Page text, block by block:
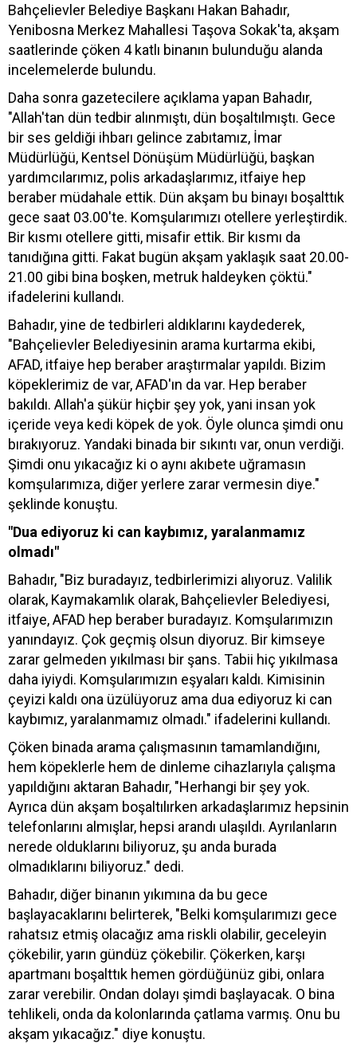
Bahçelievler Belediye Başkanı Hakan Bahadır,
Yenibosna Merkez Mahallesi Taşova Sokak'ta, akşam
saatlerinde çöken 4 katlı binanın bulunduğu alanda
incelemelerde bulundu.
Daha sonra gazetecilere açıklama yapan Bahadır,
"Allah'tan dün tedbir alınmıştı, dün boşaltılmıştı. Gece
bir ses geldiği ihbarı gelince zabıtamız, İmar
Müdürlüğü, Kentsel Dönüşüm Müdürlüğü, başkan
yardımcılarımız, polis arkadaşlarımız, itfaiye hep
beraber müdahale ettik. Dün akşam bu binayı boşalttık
gece saat 03.00'te. Komşularımızı otellere yerleştirdik.
Bir kısmı otellere gitti, misafir ettik. Bir kısmı da
tanıdığına gitti. Fakat bugün akşam yaklaşık saat 20.00-
21.00 gibi bina boşken, metruk haldeyken çöktü."
ifadelerini kullandı.
Bahadır, yine de tedbirleri aldıklarını kaydederek,
"Bahçelievler Belediyesinin arama kurtarma ekibi,
AFAD, itfaiye hep beraber araştırmalar yapıldı. Bizim
köpeklerimiz de var, AFAD'ın da var. Hep beraber
bakıldı. Allah'a şükür hiçbir şey yok, yani insan yok
içeride veya kedi köpek de yok. Öyle olunca şimdi onu
bırakıyoruz. Yandaki binada bir sıkıntı var, onun verdiği.
Şimdi onu yıkacağız ki o aynı akıbete uğramasın
komşularımıza, diğer yerlere zarar vermesin diye."
şeklinde konuştu.
"Dua ediyoruz ki can kaybımız, yaralanmamız
olmadı"
Bahadır, "Biz buradayız, tedbirlerimizi alıyoruz. Valilik
olarak, Kaymakamlık olarak, Bahçelievler Belediyesi,
itfaiye, AFAD hep beraber buradayız. Komşularımızın
yanındayız. Çok geçmiş olsun diyoruz. Bir kimseye
zarar gelmeden yıkılması bir şans. Tabii hiç yıkılmasa
daha iyiydi. Komşularımızın eşyaları kaldı. Kimisinin
çeyizi kaldı ona üzülüyoruz ama dua ediyoruz ki can
kaybımız, yaralanmamız olmadı." ifadelerini kullandı.
Çöken binada arama çalışmasının tamamlandığını,
hem köpeklerle hem de dinleme cihazlarıyla çalışma
yapıldığını aktaran Bahadır, "Herhangi bir şey yok.
Ayrıca dün akşam boşaltılırken arkadaşlarımız hepsinin
telefonlarını almışlar, hepsi arandı ulaşıldı. Ayrılanların
nerede olduklarını biliyoruz, şu anda burada
olmadıklarını biliyoruz." dedi.
Bahadır, diğer binanın yıkımına da bu gece
başlayacaklarını belirterek, "Belki komşularımızı gece
rahatsız etmiş olacağız ama riskli olabilir, geceleyin
çökebilir, yarın gündüz çökebilir. Çökerken, karşı
apartmanı boşalttık hemen gördüğünüz gibi, onlara
zarar verebilir. Ondan dolayı şimdi başlayacak. O bina
tehlikeli, onda da kolonlarında çatlama varmış. Onu bu
akşam yıkacağız." diye konuştu.